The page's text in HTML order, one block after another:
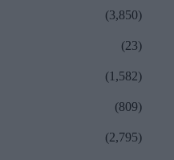
(3,850)
(23)
(1,582)
(809)
(2,795)